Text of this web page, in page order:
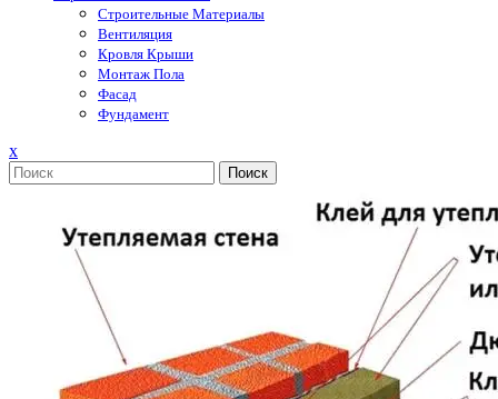
Строительные Материалы
Вентиляция
Кровля Крыши
Монтаж Пола
Фасад
Фундамент
xЗакрыть
меню
Поиск